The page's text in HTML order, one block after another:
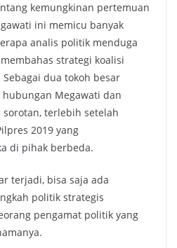
kemungkinan pertemuan
ini memicu banyak
analis politik menduga
strategi koalisi
dua tokoh besar
Megawati dan
terlebih setelah
2019 yang
di pihak berbeda.
terjadi, bisa saja ada
politik strategis
pengamat politik yang